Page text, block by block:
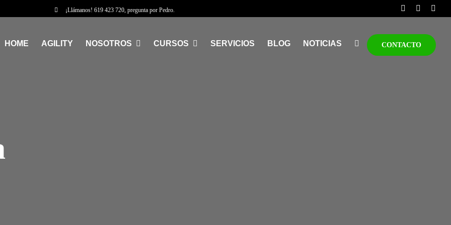
¡Llámanos! 619 423 720, pregunta por Pedro.
HOME AGILITY NOSOTROS CURSOS SERVICIOS BLOG NOTICIAS CONTACTO